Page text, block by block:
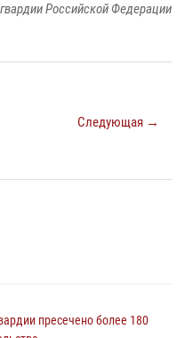
Российской Федерации
Следующая →
пресечено более 180